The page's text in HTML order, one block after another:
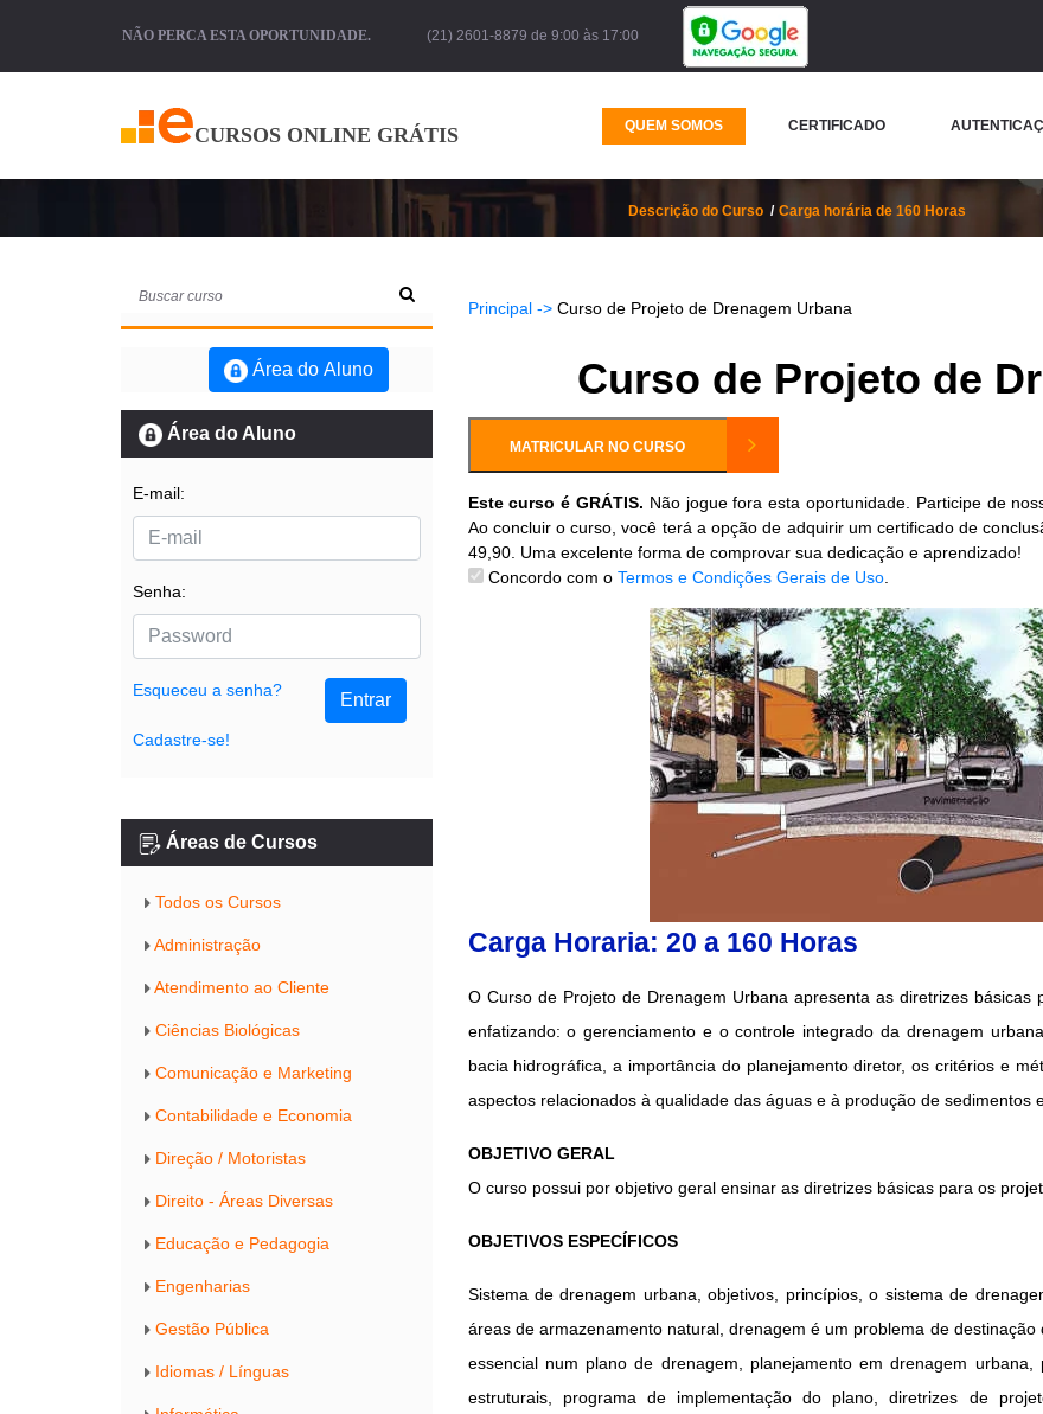
NÃO PERCA ESTA OPORTUNIDADE. (21) 2601-8879 de 9:00 às 17:00
CURSOS ONLINE GRÁTIS QUEM SOMOS CERTIFICADO
Descrição do Curso Carga horária de 160 Horas
Área do Aluno
Área do Aluno
E-mail:
Senha:
Esqueceu a senha?
Cadastre-se!
Entrar
Áreas de Cursos
Todos os Cursos
Administração
Atendimento ao Cliente
Ciências Biológicas
Comunicação e Marketing
Contabilidade e Economia
Direção / Motoristas
Direito - Áreas Diversas
Educação e Pedagogia
Engenharias
Gestão Pública
Idiomas / Línguas
Principal ->Curso de Projeto de Drenagem Urbana
Curso de Projeto de
MATRICULAR NO CURSO
Este curso é GRÁTIS. Não jogue fora esta oportunidade. Participe de
Ao concluir o curso, você terá a opção de adquirir um certificado de
49,90. Uma excelente forma de comprovar sua dedicação e aprendizado!
Concordo com o Termos e Condições Gerais de Uso.
Carga Horaria: 20 a 160 Horas
O Curso de Projeto de Drenagem Urbana apresenta as diretrizes
enfatizando: o gerenciamento e o controle integrado da drenagem
bacia hidrográfica, a importância do planejamento diretor, os critérios e
aspectos relacionados à qualidade das águas e à produção de sedimentos
OBJETIVO GERAL
O curso possui por objetivo geral ensinar as diretrizes básicas para os
OBJETIVOS ESPECÍFICOS
Sistema de drenagem urbana, objetivos, princípios, o sistema de
áreas de armazenamento natural, drenagem é um problema de
essencial num plano de drenagem, planejamento em drenagem
estruturais, programa de implementação do plano, diretrizes de